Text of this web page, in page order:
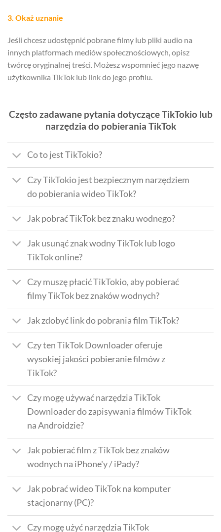
3. Okaż uznanie
Jeśli chcesz udostępnić pobrane filmy lub pliki audio na
innych platformach mediów społecznościowych, opisz
twórcę oryginalnej treści. Możesz wspomnieć jego nazwę
użytkownika TikTok lub link do jego profilu.
Często zadawane pytania dotyczące TikTokio lub
narzędzia do pobierania TikTok
Co to jest TikTokio?
Czy TikTokio jest bezpiecznym narzędziem
do pobierania wideo TikTok?
Jak pobrać TikTok bez znaku wodnego?
Jak usunąć znak wodny TikTok lub logo
TikTok online?
Czy muszę płacić TikTokio, aby pobierać
filmy TikTok bez znaków wodnych?
Jak zdobyć link do pobrania film TikTok?
Czy ten TikTok Downloader oferuje
wysokiej jakości pobieranie filmów z
TikTok?
Czy mogę używać narzędzia TikTok
Downloader do zapisywania filmów TikTok
na Androidzie?
Jak pobierać film z TikTok bez znaków
wodnych na iPhone'y / iPady?
Jak pobrać wideo TikTok na komputer
stacjonarny (PC)?
Czy mogę użyć narzędzia TikTok